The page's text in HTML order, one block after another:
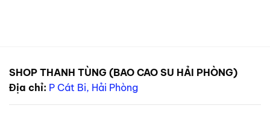
SHOP THANH TÙNG (BAO CAO SU HẢI PHÒNG)
Địa chỉ: P Cát Bi, Hải Phòng